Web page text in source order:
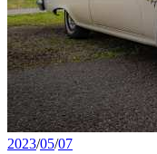
2023/05/07